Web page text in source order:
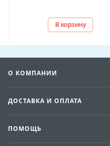
В корзину
О КОМПАНИИ
ДОСТАВКА И ОПЛАТА
ПОМОЩЬ